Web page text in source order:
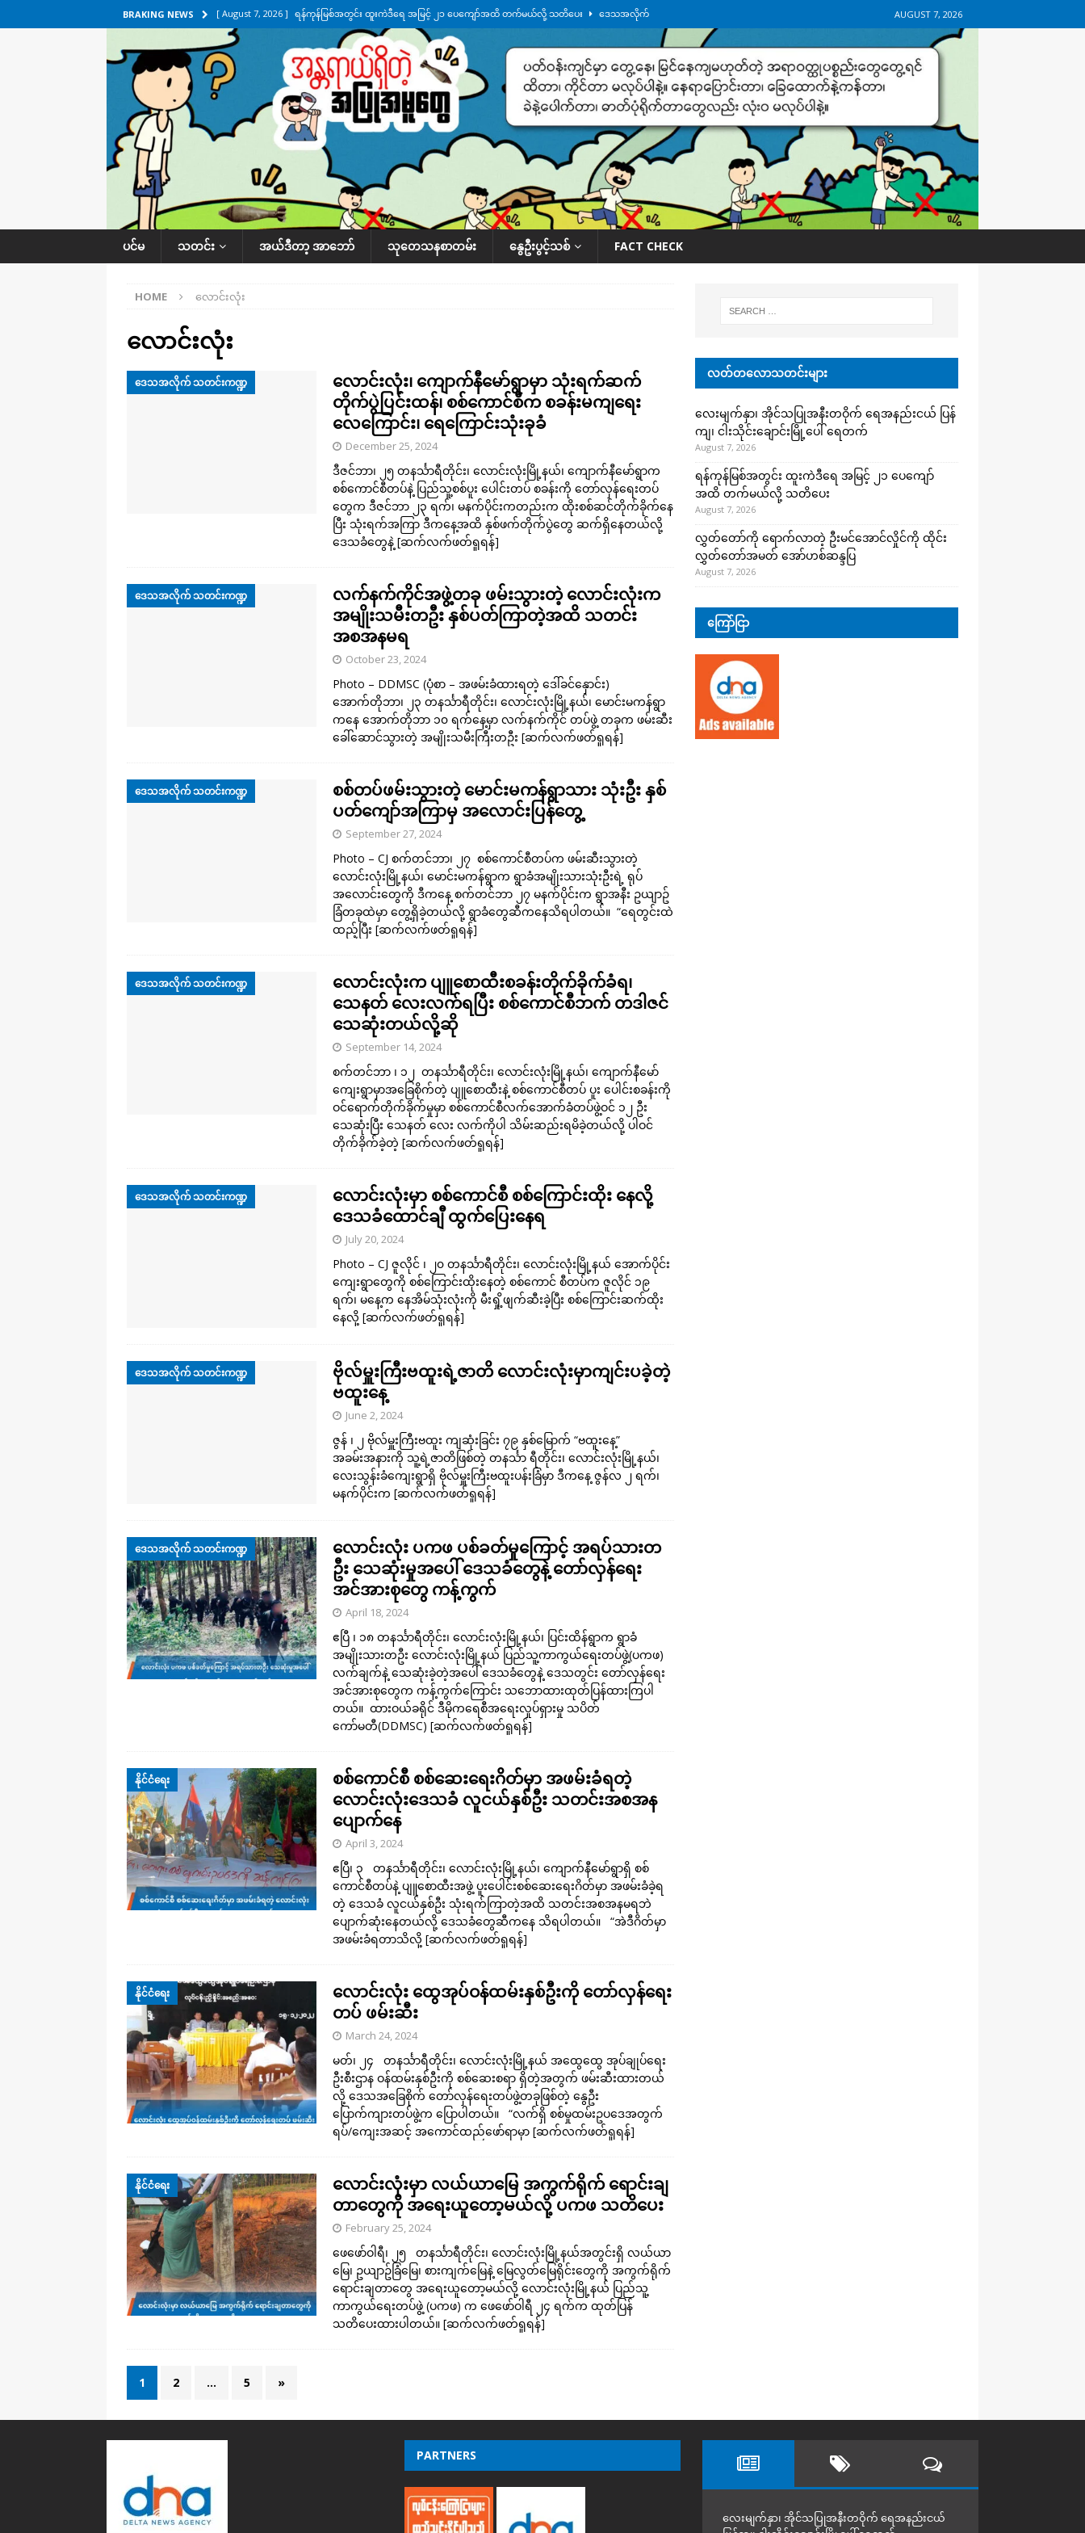
BRAKING NEWS [ August 7, 2026 ] ရန်ကုန်မြစ်အတွင်း ထူးကဲဒီရေ အ​မြင့် ၂၁ ပေကျော်အထိ တက်မယ်လို့ သတိပေး ဒေသအလိုက်
သတင်းကဏ္ဍ
[ August 7, 2026 ] လွှတ်တော်ကို ရောက်လာတဲ့ ဦးမင်အောင်လှိုင်ကို ထိုင်းလွှတ်တော်အမတ် အော်ဟစ်ဆန္ဒပြ
UNCATEGORIZED
[ August 6, 2026 ] တာကျိုးပြီး ခုနှစ်ရက်မြောက်နေ့မှာ ငသိုင်းချောင်းမြို့ကို ရေစတင်ရောက်ရှိ ဒေသအလိုက် သတင်း
[ August 6, 2026 ] လေးမျက်နှာမှာ ရေဘေးကူနေတဲ့ ငသိုင်းချောင်းဒေသခံ လူငယ်တဦး ရေစီးနဲ့မျောပါသေဆုံး
အလိုက် သတင်းကဏ္ဍ
[ August 7, 2026 ] လေးမျက်နှာ၊ အိုင်သပြုအနီးတဝိုက် ရေအနည်းငယ် ပြန်ကျ၊ ငါးသိုင်းချောင်းမြို့ပေါ် ရေတက်
ဒေသအလိုက် သတင်းကဏ္ဍ
AUGUST 7, 2026
ပင်မ သတင်း အယ်ဒီတာ့ အာဘော် သုတေသနစာတမ်း နွေဦးပွင့်သစ် FACT CHECK
HOME လောင်းလုံး
လောင်းလုံး
ဒေသအလိုက် သတင်းကဏ္ဍ
လောင်းလုံး၊ ကျောက်နီမော်ရွာမှာ သုံးရက်ဆက်
တိုက်ပွဲပြင်းထန်၊ စစ်ကောင်စီက စခန်းမကျရေး
လေကြောင်း၊ ရေကြောင်းသုံးခုခံ
December 25, 2024
ဒီဇင်ဘာ၊ ၂၅ တနင်္သာရီတိုင်း၊ လောင်းလုံးမြို့နယ်၊ ကျောက်နီမော်ရွာက
စစ်ကောင်စီတပ်နဲ့ ပြည်သူ့စစ်ပူး ပေါင်းတပ် စခန်းကို တော်လှန်ရေးတပ်
တွေက ဒီဇင်ဘာ ၂၃ ရက်၊ မနက်ပိုင်းကတည်းက ထိုးစစ်ဆင်တိုက်ခိုက်နေ
ပြီး သုံးရက်အကြာ ဒီကနေ့အထိ နှစ်ဖက်တိုက်ပွဲတွေ ဆက်ရှိနေတယ်လို့
ဒေသခံတွေနဲ့ [ဆက်လက်ဖတ်ရှုရန်]
ဒေသအလိုက် သတင်းကဏ္ဍ
လက်နက်ကိုင်အဖွဲ့တခု ဖမ်းသွားတဲ့ လောင်းလုံးက
အမျိုးသမီးတဦး နှစ်ပတ်ကြာတဲ့အထိ သတင်း
အစအနမရ
October 23, 2024
Photo – DDMSC (ပုံစာ – အဖမ်းခံထားရတဲ့ ဒေါ်ခင်နှောင်း)
အောက်တိုဘာ၊ ၂၃ တနင်္သာရီတိုင်း၊ လောင်းလုံးမြို့နယ်၊ မောင်းမကန်ရွာ
ကနေ အောက်တိုဘာ ၁၀ ရက်နေ့မှာ လက်နက်ကိုင် တပ်ဖွဲ့ တခုက ဖမ်းဆီး
ခေါ်ဆောင်သွားတဲ့ အမျိုးသမီးကြီးတဦး [ဆက်လက်ဖတ်ရှုရန်]
ဒေသအလိုက် သတင်းကဏ္ဍ
စစ်တပ်ဖမ်းသွားတဲ့ မောင်းမကန်ရွာသား သုံးဦး နှစ်
ပတ်ကျော်အကြာမှ အလောင်းပြန်တွေ့
September 27, 2024
Photo – CJ စက်တင်ဘာ၊ ၂၇ စစ်ကောင်စီတပ်က ဖမ်းဆီးသွားတဲ့
လောင်းလုံးမြို့နယ်၊ မောင်းမကန်ရွာက ရွာခံအမျိုးသားသုံးဦးရဲ့ ရုပ်
အလောင်းတွေကို ဒီကနေ့ စက်တင်ဘာ ၂၇ မနက်ပိုင်းက ရွာအနီး ဥယျာဥ်
ခြံတခုထဲမှာ တွေ့ရှိခဲ့တယ်လို့ ရွာခံတွေဆီကနေသိရပါတယ်။ “ရေတွင်းထဲ
ထည့်ပြီး [ဆက်လက်ဖတ်ရှုရန်]
ဒေသအလိုက် သတင်းကဏ္ဍ
လောင်းလုံးက ပျူစောထီးစခန်းတိုက်ခိုက်ခံရ၊
သေနတ် လေးလက်ရပြီး စစ်ကောင်စီဘက် တဒါဇင်
သေဆုံးတယ်လို့ဆို
September 14, 2024
စက်တင်ဘာ ၊ ၁၂ တနင်္သာရီတိုင်း၊ လောင်းလုံးမြို့နယ်၊ ကျောက်နီမော်
ကျေးရွာမှာအခြေစိုက်တဲ့ ပျူစောထီးနဲ့ စစ်ကောင်စီတပ် ပူး ပေါင်းစခန်းကို
ဝင်ရောက်တိုက်ခိုက်မှုမှာ စစ်ကောင်စီလက်အောက်ခံတပ်ဖွဲ့ဝင် ၁၂ ဦး
သေဆုံးပြီး သေနတ် လေး လက်ကိုပါ သိမ်းဆည်းရမိခဲ့တယ်လို့ ပါဝင်
တိုက်ခိုက်ခဲ့တဲ့ [ဆက်လက်ဖတ်ရှုရန်]
ဒေသအလိုက် သတင်းကဏ္ဍ
လောင်းလုံးမှာ စစ်ကောင်စီ စစ်ကြောင်းထိုး နေလို့
ဒေသခံထောင်ချီ ထွက်ပြေးနေရ
July 20, 2024
Photo – CJ ဇူလိုင် ၊ ၂၀ တနင်္သာရီတိုင်း၊ လောင်းလုံးမြို့နယ် အောက်ပိုင်း
ကျေးရွာတွေကို စစ်ကြောင်းထိုးနေတဲ့ စစ်ကောင် စီတပ်က ဇူလိုင် ၁၉
ရက်၊ မနေ့က နေအိမ်သုံးလုံးကို မီးရှို့ဖျက်ဆီးခဲ့ပြီး စစ်ကြောင်းဆက်ထိုး
နေလို့ [ဆက်လက်ဖတ်ရှုရန်]
ဒေသအလိုက် သတင်းကဏ္ဍ
ဗိုလ်မှူးကြီးဗထူးရဲ့ဇာတိ လောင်းလုံးမှာကျင်းပခဲ့တဲ့
ဗထူးနေ့
June 2, 2024
ဇွန် ၊ ၂ ဗိုလ်မှူးကြီးဗထူး ကျဆုံးခြင်း ၇၉ နှစ်မြောက် “ဗထူးနေ့”
အခမ်းအနားကို သူ့ရဲ့ဇာတိဖြစ်တဲ့ တနင်္သာ ရီတိုင်း၊ လောင်းလုံးမြို့နယ်၊
လေးသွန်းခံကျေးရွာရှိ ဗိုလ်မှူးကြီးဗထူးပန်းခြံမှာ ဒီကနေ့ ဇွန်လ ၂ ရက်၊
မနက်ပိုင်းက [ဆက်လက်ဖတ်ရှုရန်]
ဒေသအလိုက် သတင်းကဏ္ဍ
လောင်းလုံး ပကဖ ပစ်ခတ်မှုကြောင့် အရပ်သားတ
ဦး သေဆုံးမှုအပေါ် ဒေသခံတွေနဲ့ တော်လှန်ရေး
အင်အားစုတွေ ကန့်ကွက်
April 18, 2024
ဧပြီ ၊ ၁၈ တနင်္သာရီတိုင်း၊ လောင်းလုံးမြို့နယ်၊ ပြင်းထိန်ရွာက ရွာခံ
အမျိုးသားတဦး လောင်းလုံးမြို့နယ် ပြည်သူ့ကာကွယ်ရေးတပ်ဖွဲ့(ပကဖ)
လက်ချက်နဲ့ သေဆုံးခဲ့တဲ့အပေါ် ဒေသခံတွေနဲ့ ဒေသတွင်း တော်လှန်ရေး
အင်အားစုတွေက ကန့်ကွက်ကြောင်း သဘောထားထုတ်ပြန်ထားကြပါ
တယ်။ ထားဝယ်ခရိုင် ဒီမိုကရေစီအရေးလှုပ်ရှားမှု သပိတ်
ကော်မတီ(DDMSC) [ဆက်လက်ဖတ်ရှုရန်]
နိုင်ငံရေး
စစ်ကောင်စီ စစ်ဆေးရေးဂိတ်မှာ အဖမ်းခံရတဲ့
လောင်းလုံးဒေသခံ လူငယ်နှစ်ဦး သတင်းအစအန
ပျောက်နေ
April 3, 2024
ဧပြီ၊ ၃ တနင်္သာရီတိုင်း၊ လောင်းလုံးမြို့နယ်၊ ကျောက်နီမော်ရွာရှိ စစ်
ကောင်စီတပ်နဲ့ ပျူစောထီးအဖွဲ့ ပူးပေါင်းစစ်ဆေးရေးဂိတ်မှာ အဖမ်းခံခဲ့ရ
တဲ့ ဒေသခံ လူငယ်နှစ်ဦး သုံးရက်ကြာတဲ့အထိ သတင်းအစအနမရဘဲ
ပျောက်ဆုံးနေတယ်လို့ ဒေသခံတွေဆီကနေ သိရပါတယ်။ “အဲဒီဂိတ်မှာ
အဖမ်းခံရတာသိလို့ [ဆက်လက်ဖတ်ရှုရန်]
နိုင်ငံရေး
လောင်းလုံး ထွေအုပ်ဝန်ထမ်းနှစ်ဦးကို တော်လှန်ရေး
တပ် ဖမ်းဆီး
March 24, 2024
မတ်၊ ၂၄ တနင်္သာရီတိုင်း၊ လောင်းလုံးမြို့နယ် အထွေထွေ အုပ်ချုပ်ရေး
ဦးစီးဌာန ဝန်ထမ်းနှစ်ဦးကို စစ်ဆေးစရာ ရှိတဲ့အတွက် ဖမ်းဆီးထားတယ်
လို့ ​ဒေသအခြေစိုက် တော်လှန်ရေးတပ်ဖွဲ့တခုဖြစ်တဲ့ နွေဦး
ပြောက်ကျားတပ်ဖွဲ့က ပြောပါတယ်။ “လက်ရှိ စစ်မှုထမ်းဥပဒေအတွက်
ရပ်/ကျေးအဆင့် အကောင်ထည်ဖော်ရာမှာ [ဆက်လက်ဖတ်ရှုရန်]
နိုင်ငံရေး
လောင်းလုံးမှာ လယ်ယာမြေ အကွက်ရိုက် ရောင်းချ
တာတွေကို အရေးယူတော့မယ်လို့ ပကဖ သတိပေး
February 25, 2024
ဖေဖော်ဝါရီ၊ ၂၅ တနင်္သာရီတိုင်း၊ လောင်းလုံးမြို့နယ်အတွင်းရှိ လယ်ယာ
မြေ၊ ဥယျာဥ်ခြံမြေ၊ စားကျက်မြေနဲ့ မြေလွတ်မြေရိုင်းတွေကို အကွက်ရိုက်
ရောင်းချတာတွေ အရေးယူတော့မယ်လို့ လောင်းလုံးမြို့နယ် ပြည်သူ့
ကာကွယ်ရေးတပ်ဖွဲ့ (ပကဖ) က ဖေဖော်ဝါရီ ၂၄ ရက်က ထုတ်ပြန်
သတိပေးထားပါတယ်။ [ဆက်လက်ဖတ်ရှုရန်]
1 2 … 5 »
လတ်တလောသတင်းများ
လေးမျက်နှာ၊ အိုင်သပြုအနီးတဝိုက် ရေအနည်းငယ် ပြန်
ကျ၊ ငါးသိုင်းချောင်းမြို့ပေါ် ရေတက်
August 7, 2026
ရန်ကုန်မြစ်အတွင်း ထူးကဲဒီရေ အ​မြင့် ၂၁ ပေကျော်
အထိ တက်မယ်လို့ သတိပေး
August 7, 2026
လွှတ်တော်ကို ရောက်လာတဲ့ ဦးမင်အောင်လှိုင်ကို ထိုင်း
လွှတ်တော်အမတ် အော်ဟစ်ဆန္ဒပြ
August 7, 2026
ကြော်ငြာ
PARTNERS
လေးမျက်နှာ၊ အိုင်သပြုအနီးတဝိုက် ရေအနည်းငယ်